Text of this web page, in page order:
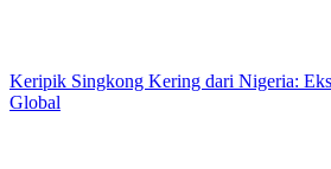
Keripik Singkong Kering dari Nigeria:
Global